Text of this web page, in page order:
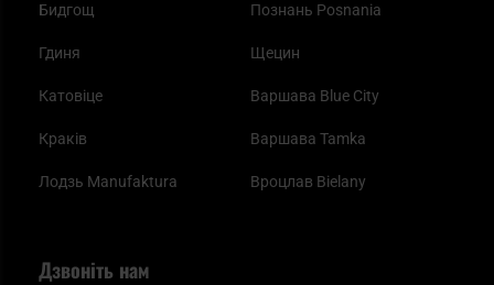
Бидгощ
Гдиня
Катовіце
Краків
Лодзь Manufaktura
Познань Posnania
Щецин
Варшава Blue City
Варшава Tamka
Вроцлав Bielany
Дзвоніть нам